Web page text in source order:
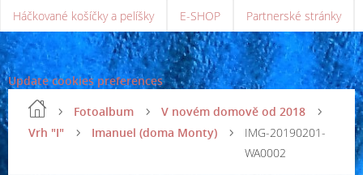
Háčkované košíčky a pelíšky E-SHOP Partnerské stránky
Update cookies preferences
Fotoalbum
V novém domově od 2018
Vrh "I"
Imanuel (doma Monty)
IMG-20190201-
WA0002